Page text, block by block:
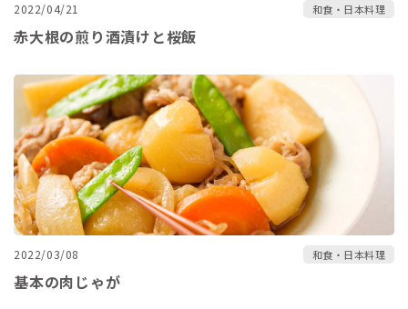
2022/04/21 和食・日本料理
赤大根の煎り酒漬けと桜飯
2022/03/08 和食・日本料理
基本の肉じゃが